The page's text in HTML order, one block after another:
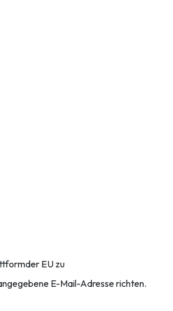
EU zu
E-Mail-Adresse richten.​